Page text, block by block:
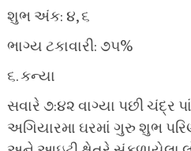
શુભ અંક: ૪, ૬
ભાગ્ય ટકાવારી: ૭૫%
૬. કન્યા
સવારે ૭:૪૨ વાગ્યા પછી ચંદ્ર
અગિયારમા ઘરમાં ગુરુ શુભ